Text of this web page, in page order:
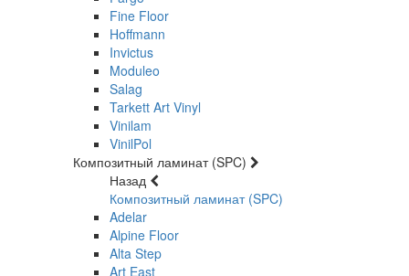
Fine Floor
Hoffmann
Invictus
Moduleo
Salag
Tarkett Art Vinyl
Vinilam
VinilPol
Композитный ламинат (SPC)
Назад
Композитный ламинат (SPC)
Adelar
Alpine Floor
Alta Step
Art East